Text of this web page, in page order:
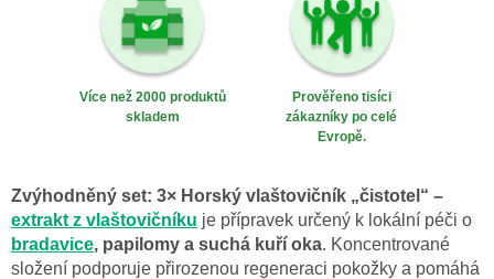
Více než 2000 produktů
skladem
Prověřeno tisíci
zákazníky po celé
Evropě.
Zvýhodněný set: 3× Horský vlaštovičník „čistotel“ –
extrakt z vlaštovičníku je přípravek určený k lokální péči o
bradavice, papilomy a suchá kuří oka. Koncentrované
složení podporuje přirozenou regeneraci pokožky a pomáhá